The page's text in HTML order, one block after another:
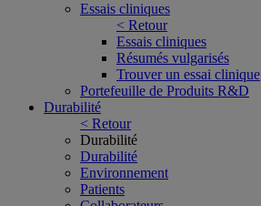
Essais cliniques
< Retour
Essais cliniques
Résumés vulgarisés
Trouver un essai clinique
Portefeuille de Produits R&D
Durabilité
< Retour
Durabilité
Durabilité
Environnement
Patients